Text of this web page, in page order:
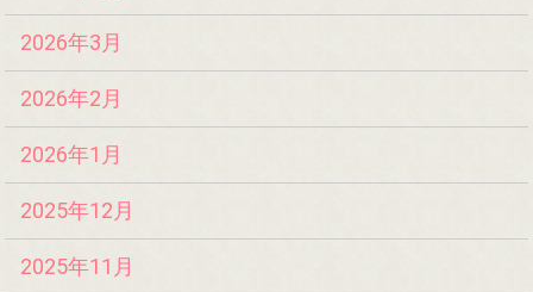
2026年3月
2026年2月
2026年1月
2025年12月
2025年11月